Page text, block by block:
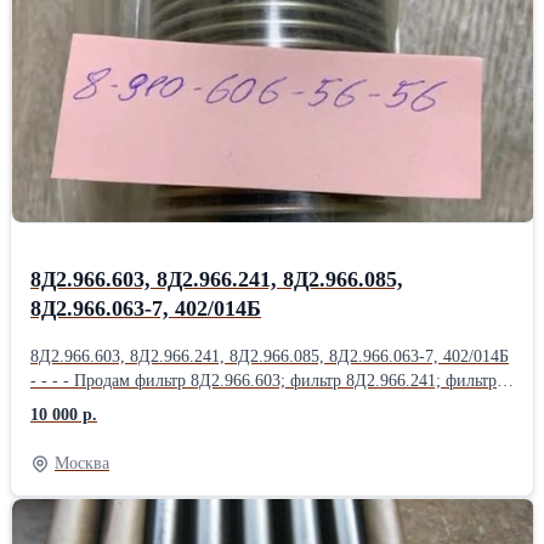
Насос 465К; Насос 465К ( Д-4500К); Насос 465МТВ; Продам
Насос 465МТВ (Д-1500ТВ); Насос 465П; Насос 623;
Насос 623АНМ; Насос 623Б; Насос 623К; Насос 623КП;
Насос 623Т1; Продам Насос 623Я; Насос 702М.500; Насос 876А;
Насос ДЦН-44С ТВ-Т; Насос ДЦН44С-ТВ-Т; Насос НД144-
22; НД-8С; Насос НП25-5; Продам Насос НП25-5Л; Насос НП25-
8Д2.966.603, 8Д2.966.241, 8Д2.966.085,
8Д2.966.063-7, 402/014Б
8Д2.966.603, 8Д2.966.241, 8Д2.966.085, 8Д2.966.063-7, 402/014Б
- - - - Продам фильтр 8Д2.966.603; фильтр 8Д2.966.241; фильтр
8Д2.966.085; фильтр 8Д2.966.063-7; фильтр 402/014Б; фильтр
8Д2.966.457; Продам фильтр 8Д2.966.458; фильтр 8Д2.966.511-
15; фильтр 8Д2.966.041-1; фильтр 8Д2.966.041-2; фильтр
8Д2.966.041-8; Продам Фильтропакет 8Д2.966.034-2
Фильтропакет 8Д2.966.034-4; Фильтропакет 8Д2.966.034-6;
Фильтропакет 8Д2.966.034-8; Фильтропакет 8Д2.966.034-10;
10 000 р.
Москва